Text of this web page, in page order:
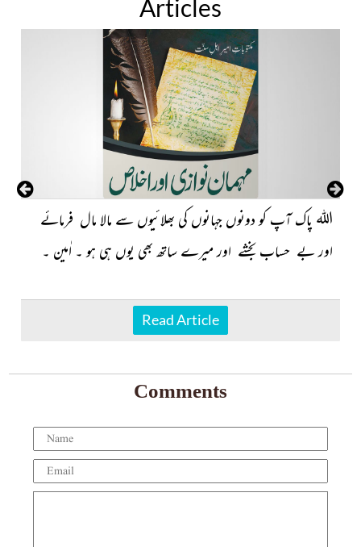
Articles
اللہ پاک آپ کو دونوں جہانوں کی بھلائیوں سے مالا مال فرمائے
اور بے حساب بخشے اور میرے ساتھ بھی یوں ہی ہو ۔ اٰمین ۔
Read Article
Comments